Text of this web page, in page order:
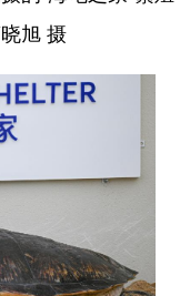
旭 摄